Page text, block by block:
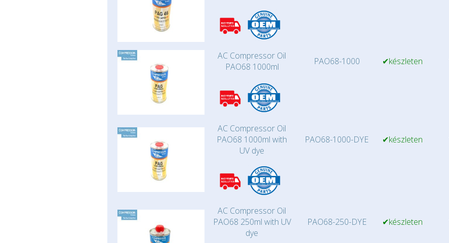
AC Compressor Oil
PAO68 1000ml
PAO68-1000 ✔készleten
AC Compressor Oil
PAO68 1000ml with
UV dye
PAO68-1000-DYE ✔készleten
AC Compressor Oil
PAO68 250ml with UV
dye
PAO68-250-DYE ✔készleten